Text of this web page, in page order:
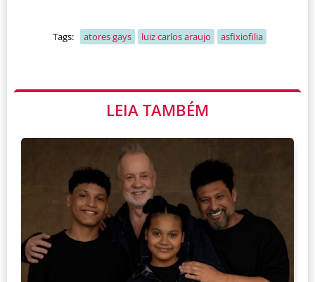
Tags: atores gays luiz carlos araujo asfixiofilia
LEIA TAMBÉM